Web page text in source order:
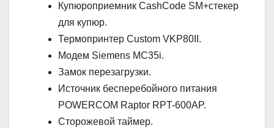
Купюроприемник CashCode SM+стекер
для купюр.
Термопринтер Custom VKP80II.
Модем Siemens MC35i.
Замок перезагрузки.
Источник бесперебойного питания
POWERCOM Raptor RPT-600AP.
Сторожевой таймер.